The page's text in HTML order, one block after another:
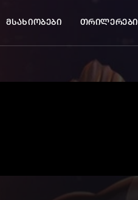
მსახიობები თრილერები